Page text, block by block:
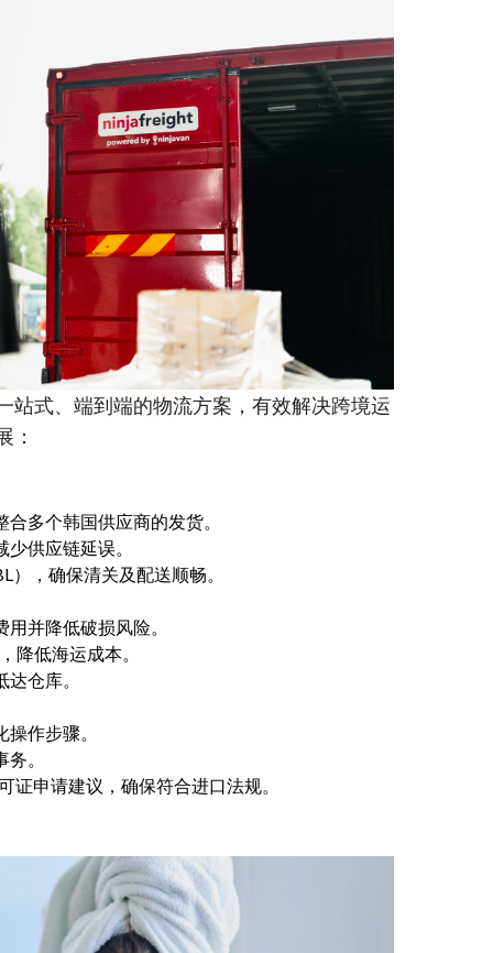
站式、端到端的物流方案，有效解决跨境运
：
多个韩国供应商的发货。
供应链延误。
），确保清关及配送顺畅。
并降低破损风险。
降低海运成本。
仓库。
作步骤。
。
证申请建议，确保符合进口法规。